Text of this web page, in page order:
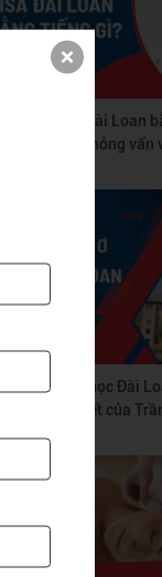
vấn visa Đài Loan
vượt qua phỏng vấn
hồ sơ du học Đài
dẫn chi tiết của